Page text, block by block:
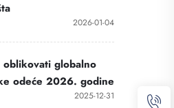
2026-01-04
globalno
odeće 2026. godine
2025-12-31